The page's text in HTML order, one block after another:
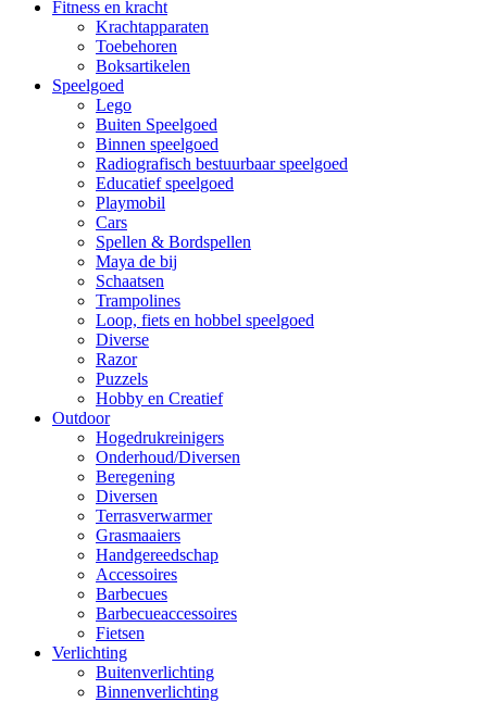
Fitness en kracht
Krachtapparaten
Toebehoren
Boksartikelen
Speelgoed
Lego
Buiten Speelgoed
Binnen speelgoed
Radiografisch bestuurbaar speelgoed
Educatief speelgoed
Playmobil
Cars
Spellen & Bordspellen
Maya de bij
Schaatsen
Trampolines
Loop, fiets en hobbel speelgoed
Diverse
Razor
Puzzels
Hobby en Creatief
Outdoor
Hogedrukreinigers
Onderhoud/Diversen
Beregening
Diversen
Terrasverwarmer
Grasmaaiers
Handgereedschap
Accessoires
Barbecues
Barbecueaccessoires
Fietsen
Verlichting
Buitenverlichting
Binnenverlichting